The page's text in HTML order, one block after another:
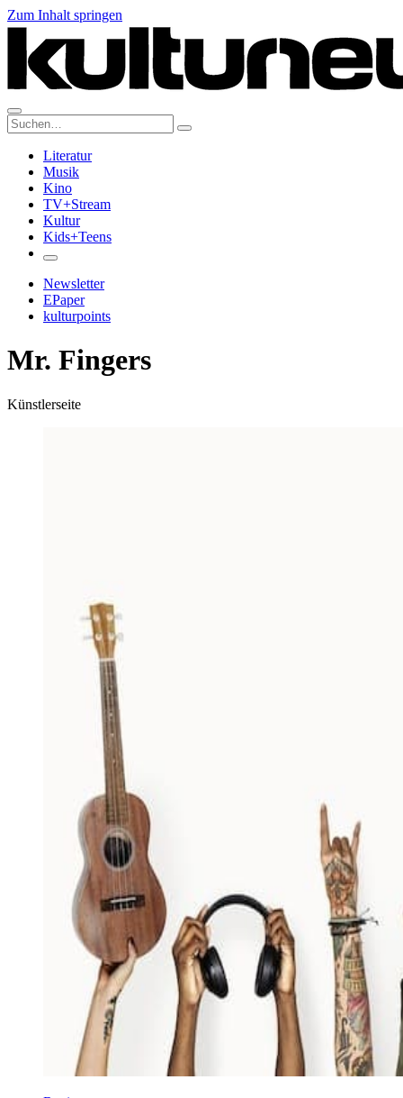
Zum Inhalt springen
Suche:
Literatur
Musik
Kino
TV+Stream
Kultur
Kids+Teens
Newsletter
EPaper
kulturpoints
Mr. Fingers
Künstlerseite